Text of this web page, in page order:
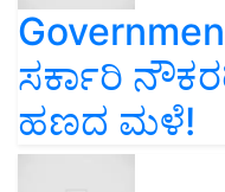
ಸರ್ಕಾರಿ
ಹಣದ ಮಳೆ!